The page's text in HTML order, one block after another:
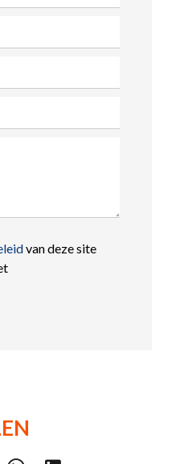
van deze site